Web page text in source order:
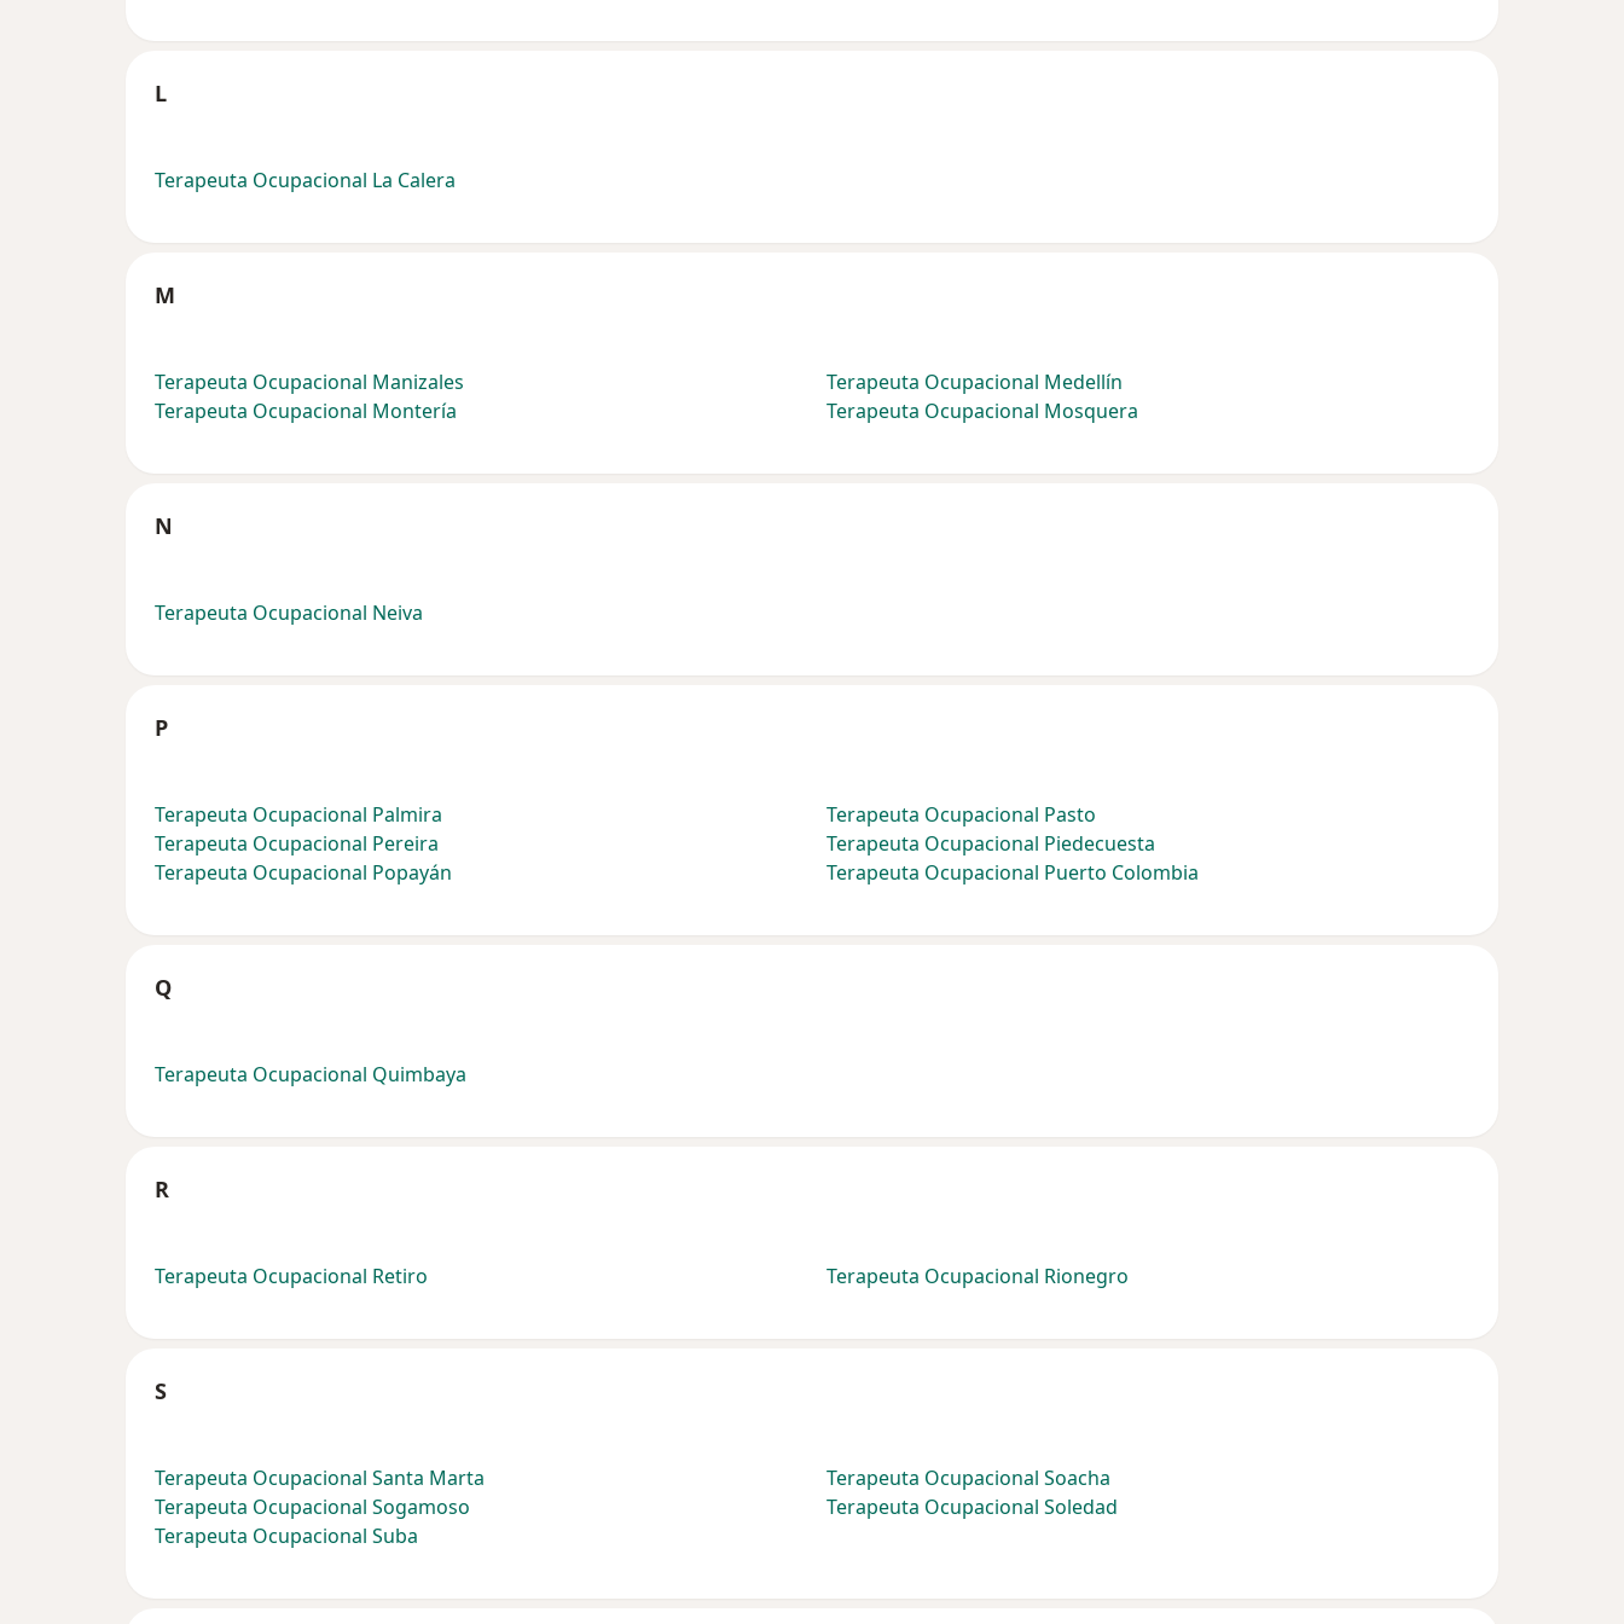
L
Terapeuta Ocupacional La Calera
M
Terapeuta Ocupacional Manizales
Terapeuta Ocupacional Medellín
Terapeuta Ocupacional Montería
Terapeuta Ocupacional Mosquera
N
Terapeuta Ocupacional Neiva
P
Terapeuta Ocupacional Palmira
Terapeuta Ocupacional Pasto
Terapeuta Ocupacional Pereira
Terapeuta Ocupacional Piedecuesta
Terapeuta Ocupacional Popayán
Terapeuta Ocupacional Puerto Colombia
Q
Terapeuta Ocupacional Quimbaya
R
Terapeuta Ocupacional Retiro Terapeuta Ocupacional Rionegro
S
Terapeuta Ocupacional Santa Marta
Terapeuta Ocupacional Soacha
Terapeuta Ocupacional Sogamoso
Terapeuta Ocupacional Soledad
Terapeuta Ocupacional Suba